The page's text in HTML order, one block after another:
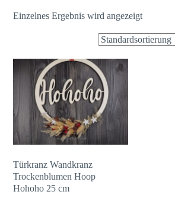
Einzelnes Ergebnis wird angezeigt
Türkranz Wandkranz
Trockenblumen Hoop
Hohoho 25 cm